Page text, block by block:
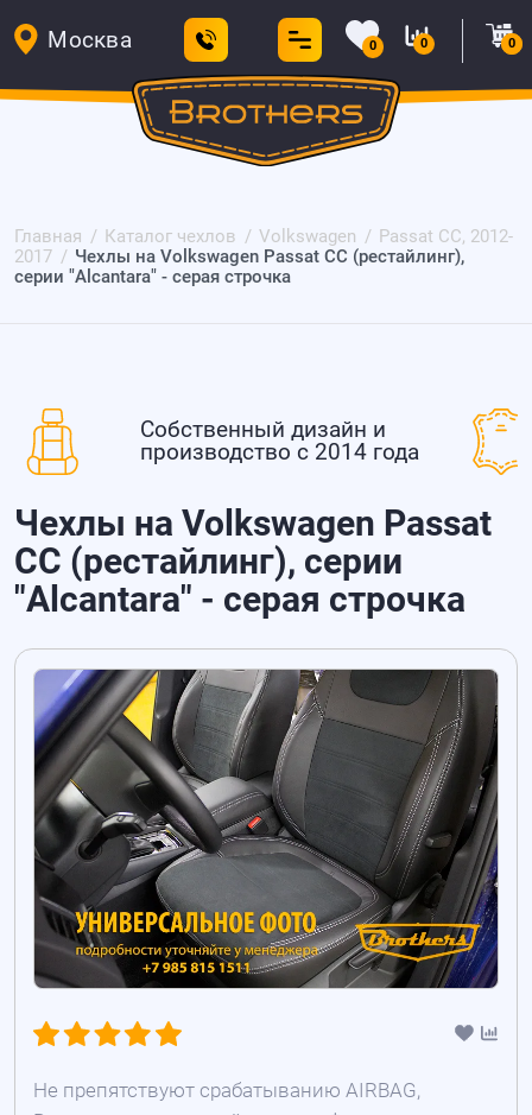
Москва 0 0 0
Главная Каталог чехлов Volkswagen
Passat CC, 2012-
2017
Чехлы на Volkswagen Passat CC (рестайлинг),
серии "Alcantara" - серая строчка
Собственный дизайн и
производство с 2014 года
Чехлы на Volkswagen Passat
CC (рестайлинг), серии
"Alcantara" - серая строчка
Не препятствуют срабатыванию AIRBAG,